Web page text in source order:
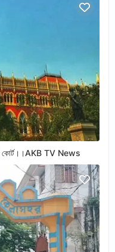
কোর্ট।।AKB TV News